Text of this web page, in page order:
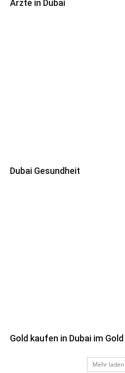
Ärzte in Dubai
Dubai Gesundheit
Gold kaufen in Dubai im
Mehr laden